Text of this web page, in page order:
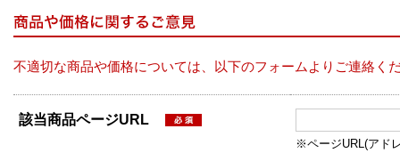
不適切な商品や価格については、以下のフォームよりご連絡く
該当商品ページURL
※ページURL(アド